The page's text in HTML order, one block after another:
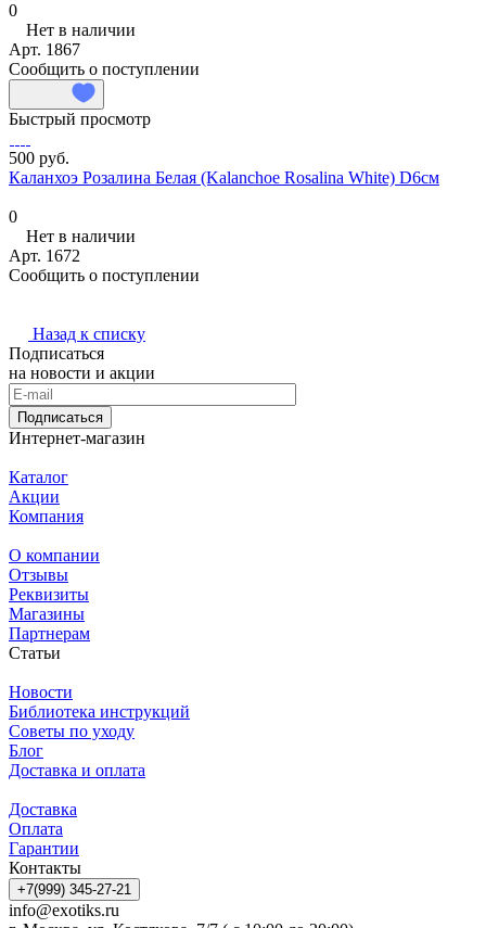
0
Нет в наличии
Арт. 1867
Сообщить о поступлении
Быстрый просмотр
500 руб.
Каланхоэ Розалина Белая (Kalanchoe Rosalina White) D6см
0
Нет в наличии
Арт. 1672
Сообщить о поступлении
Назад к списку
Подписаться
на новости и акции
Подписаться
Интернет-магазин
Каталог
Акции
Компания
О компании
Отзывы
Реквизиты
Магазины
Партнерам
Статьи
Новости
Библиотека инструкций
Советы по уходу
Блог
Доставка и оплата
Доставка
Оплата
Гарантии
Контакты
+7(999) 345-27-21
info@exotiks.ru